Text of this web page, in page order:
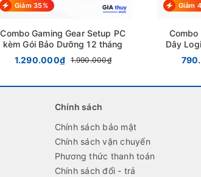
Giảm 35%
Combo Gaming Gear Setup PC
kèm Gói Bảo Dưỡng 12 tháng
1.290.000₫
1.990.000₫
Giảm
Combo
Dây
Chính sách
Chính sách bảo mật
Chính sách vận chuyển
Phương thức thanh toán
Chính sách đổi - trả